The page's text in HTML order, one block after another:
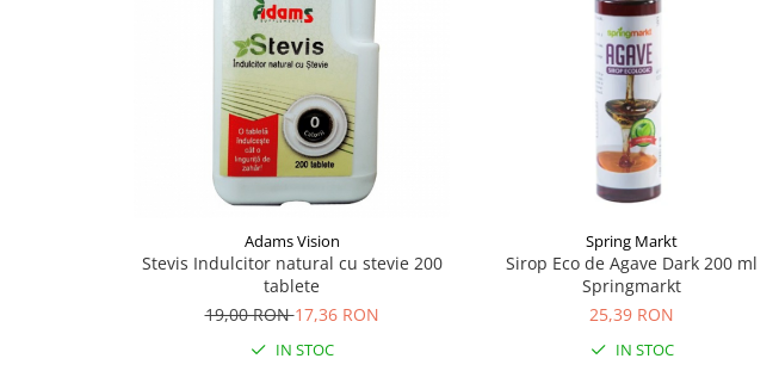
Adams Vision
Stevis Indulcitor natural cu stevie 200
tablete
19,00 RON17,36 RON
IN STOC
Spring Markt
Sirop Eco de Agave Dark 200 ml
Springmarkt
25,39 RON
IN STOC